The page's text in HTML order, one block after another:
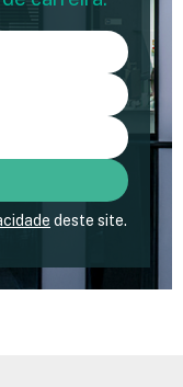
deste site.